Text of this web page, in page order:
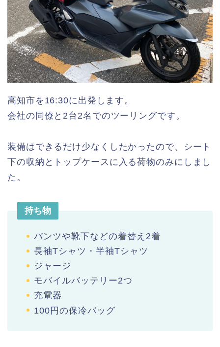
高知市を16:30に出発します。
会社の同僚と2台2名でのツーリングです。
装備はできるだけ少なくしたかったので、シート
下の収納とトップケースに入る荷物のみにしまし
た。
持ち物
パンツや靴下などの着替え2着
長袖Tシャツ・半袖Tシャツ
ジャージ
モバイルバッテリー2つ
充電器
100円の保冷バッグ